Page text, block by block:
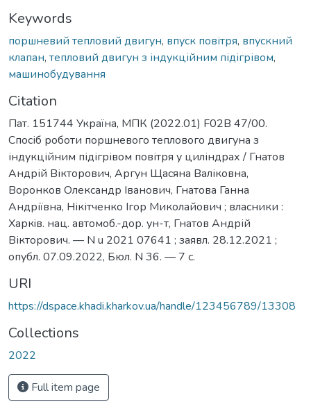
Keywords
поршневий тепловий двигун, впуск повітря, впускний
клапан, тепловий двигун з індукційним підігрівом,
машинобудування
Citation
Пат. 151744 Україна, МПК (2022.01) F02B 47/00.
Спосіб роботи поршневого теплового двигуна з
індукційним підігрівом повітря у циліндрах / Гнатов
Андрій Вікторович, Аргун Щасяна Валіковна,
Воронков Олександр Іванович, Гнатова Ганна
Андріївна, Нікітченко Ігор Миколайович ; власники :
Харкiв. нац. автомоб.-дор. ун-т, Гнатов Андрій
Вікторович. — N u 2021 07641 ; заявл. 28.12.2021 ;
опубл. 07.09.2022, Бюл. N 36. — 7 с.
URI
https://dspace.khadi.kharkov.ua/handle/123456789/13308
Collections
2022
Full item page